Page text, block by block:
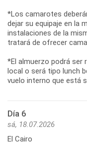
*Los camarotes
dejar su equipaje en la
instalaciones de la
tratará de ofrecer
*El almuerzo podrá ser
local o será tipo lunch
vuelo interno que está
Día 6
sá, 18.07.2026
El Cairo